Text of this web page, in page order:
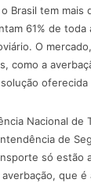
Brasil tem mais
61% de
O
como a
oferecida
Nacional de
de
só estão
que